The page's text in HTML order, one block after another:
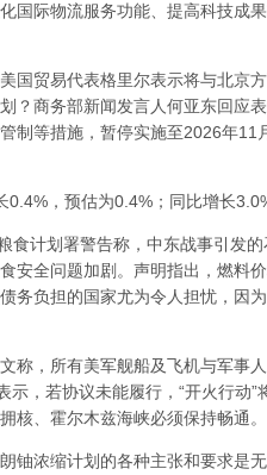
际物流服务功能、提高科技成果
贸易代表格里尔表示将与北京
？商务部新闻发言人何亚东回应
制等措施，暂停实施至2026年11
，预估为0.4%；同比增长
计划署警告称，中东战事引发的
安全问题加剧。声明指出，燃料
务负担的国家尤为令人担忧，因
，所有美军舰船及飞机与军事
，若协议未能履行，“开火行动”
核、霍尔木兹海峡必须保持畅通。
浓缩计划的各种主张和要求是无